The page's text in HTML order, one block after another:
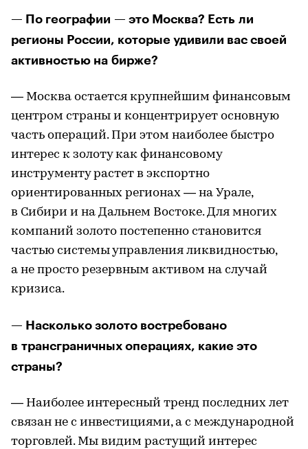
— По географии — это Москва? Есть ли
регионы России, которые удивили вас своей
активностью на бирже?
— Москва остается крупнейшим финансовым
центром страны и концентрирует основную
часть операций. При этом наиболее быстро
интерес к золоту как финансовому
инструменту растет в экспортно
ориентированных регионах — на Урале,
в Сибири и на Дальнем Востоке. Для многих
компаний золото постепенно становится
частью системы управления ликвидностью,
а не просто резервным активом на случай
кризиса.
— Насколько золото востребовано
в трансграничных операциях, какие это
страны?
— Наиболее интересный тренд последних лет
связан не с инвестициями, а с международной
торговлей. Мы видим растущий интерес